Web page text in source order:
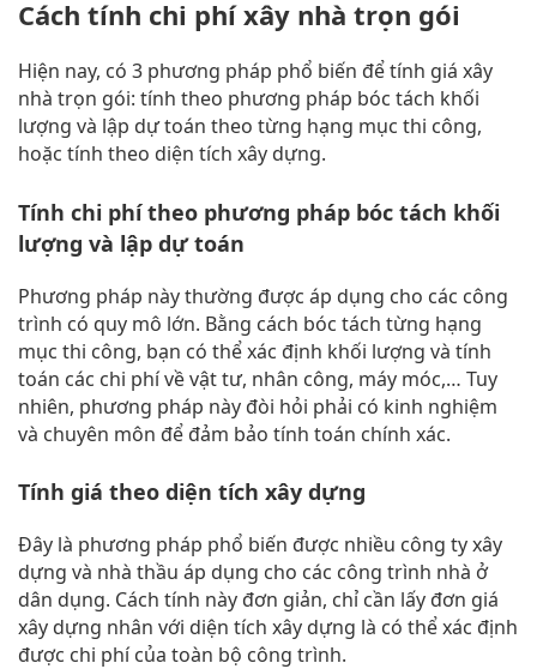
Cách tính chi phí xây nhà trọn gói
Hiện nay, có 3 phương pháp phổ biến để tính giá xây
nhà trọn gói: tính theo phương pháp bóc tách khối
lượng và lập dự toán theo từng hạng mục thi công,
hoặc tính theo diện tích xây dựng.
Tính chi phí theo phương pháp bóc tách khối
lượng và lập dự toán
Phương pháp này thường được áp dụng cho các công
trình có quy mô lớn. Bằng cách bóc tách từng hạng
mục thi công, bạn có thể xác định khối lượng và tính
toán các chi phí về vật tư, nhân công, máy móc,… Tuy
nhiên, phương pháp này đòi hỏi phải có kinh nghiệm
và chuyên môn để đảm bảo tính toán chính xác.
Tính giá theo diện tích xây dựng
Đây là phương pháp phổ biến được nhiều công ty xây
dựng và nhà thầu áp dụng cho các công trình nhà ở
dân dụng. Cách tính này đơn giản, chỉ cần lấy đơn giá
xây dựng nhân với diện tích xây dựng là có thể xác định
được chi phí của toàn bộ công trình.